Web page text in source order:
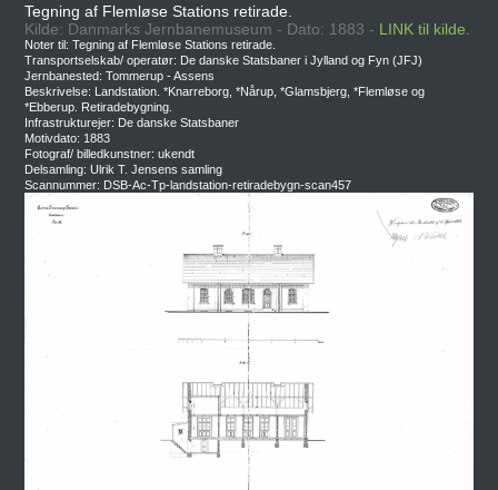
Tegning af Flemløse Stations retirade.
Kilde: Danmarks Jernbanemuseum - Dato: 1883 - LINK til kilde.
Noter til: Tegning af Flemløse Stations retirade.
Transportselskab/ operatør: De danske Statsbaner i Jylland og Fyn (JFJ)
Jernbanested: Tommerup - Assens
Beskrivelse: Landstation. *Knarreborg, *Nårup, *Glamsbjerg, *Flemløse og
*Ebberup. Retiradebygning.
Infrastrukturejer: De danske Statsbaner
Motivdato: 1883
Fotograf/ billedkunstner: ukendt
Delsamling: Ulrik T. Jensens samling
Scannummer: DSB-Ac-Tp-landstation-retiradebygn-scan457